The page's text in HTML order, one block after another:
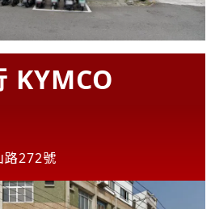
KYMCO
路272號